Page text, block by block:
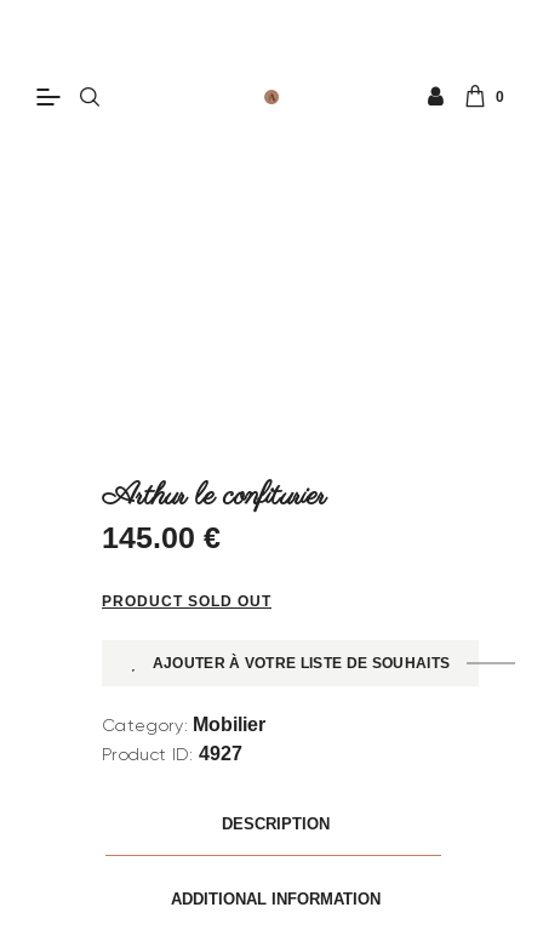
0
Arthur le confiturier
145.00 €
PRODUCT SOLD OUT
AJOUTER À VOTRE LISTE DE SOUHAITS
Category: Mobilier
Product ID: 4927
DESCRIPTION
ADDITIONAL INFORMATION